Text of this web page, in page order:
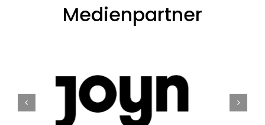
Medienpartner